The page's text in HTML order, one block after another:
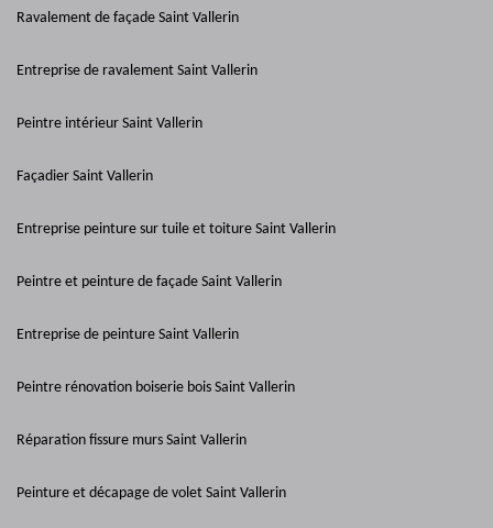
Ravalement de façade Saint Vallerin
Entreprise de ravalement Saint Vallerin
Peintre intérieur Saint Vallerin
Façadier Saint Vallerin
Entreprise peinture sur tuile et toiture Saint Vallerin
Peintre et peinture de façade Saint Vallerin
Entreprise de peinture Saint Vallerin
Peintre rénovation boiserie bois Saint Vallerin
Réparation fissure murs Saint Vallerin
Peinture et décapage de volet Saint Vallerin